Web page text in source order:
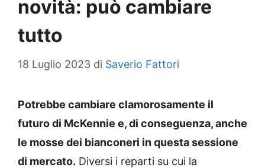
novità: può cambiare
tutto
18 Luglio 2023 di Saverio Fattori
Potrebbe cambiare clamorosamente il
futuro di McKennie e, di conseguenza, anche
le mosse dei bianconeri in questa sessione
di mercato. Diversi i reparti su cui la